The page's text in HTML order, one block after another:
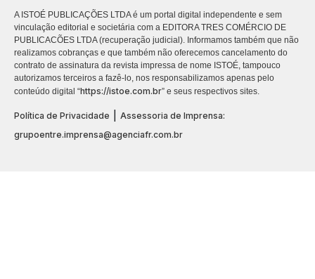
A ISTOÉ PUBLICAÇÕES LTDA é um portal digital independente e sem
vinculação editorial e societária com a EDITORA TRES COMÉRCIO DE
PUBLICACÕES LTDA (recuperação judicial). Informamos também que não
realizamos cobranças e que também não oferecemos cancelamento do
contrato de assinatura da revista impressa de nome ISTOÉ, tampouco
autorizamos terceiros a fazê-lo, nos responsabilizamos apenas pelo
conteúdo digital “https://istoe.com.br” e seus respectivos sites.
Política de Privacidade
Assessoria de Imprensa:
grupoentre.imprensa@agenciafr.com.br